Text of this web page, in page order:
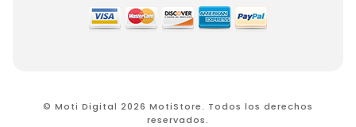
© Moti Digital 2026 MotiStore. Todos los derechos
reservados.